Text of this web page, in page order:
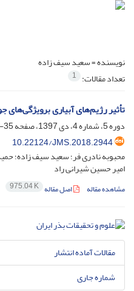
نویسنده =سعید سیف زاده
تعداد مقالات: 1
تأثیر رژیم‌های آبیاری
دوره 5، شماره 4، دی 1397، صفحه
35-46
10.22124/JMS.2018.2944
محبوبه نادری فر؛ سعید سیف زاده؛
امیر حسین شیرانی راد
مشاهده مقاله اصل مقاله 975.04 K
مقالات آماده انتشار
شماره جاری